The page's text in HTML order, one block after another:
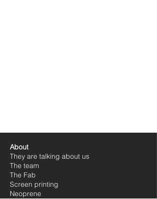
About
They are talking about us
The team
The Fab
Screen printing
Neoprene